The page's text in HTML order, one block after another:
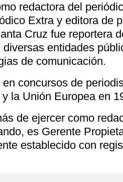
redactora del
Extra y editora de
Cruz fue reportera
entidades
de comunicación.
concursos de
la Unión Europea en
de ejercer como
es Gerente
establecido con